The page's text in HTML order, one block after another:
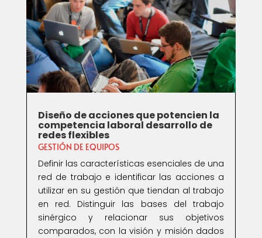
Diseño de acciones que potencien la
competencia laboral desarrollo de
redes flexibles
GESTIÓN DE EQUIPOS
Definir las características esenciales de una
red de trabajo e identificar las acciones a
utilizar en su gestión que tiendan al trabajo
en red. Distinguir las bases del trabajo
sinérgico y relacionar sus objetivos
comparados, con la visión y misión dados